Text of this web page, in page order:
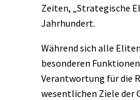
Zeiten, „Strategische
Jahrhundert.
Während sich alle
besonderen
Verantwortung für die
wesentlichen Ziele der